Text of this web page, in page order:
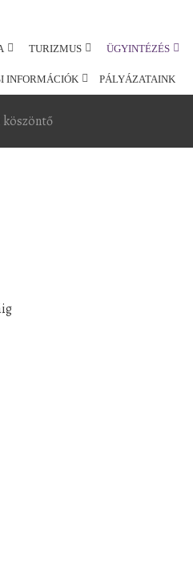
TURIZMUS ÜGYINTÉZÉS
INFORMÁCIÓK PÁLYÁZATAINK
köszöntő